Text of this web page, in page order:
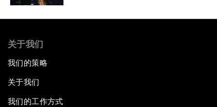
关于我们
我们的策略
关于我们
我们的工作方式